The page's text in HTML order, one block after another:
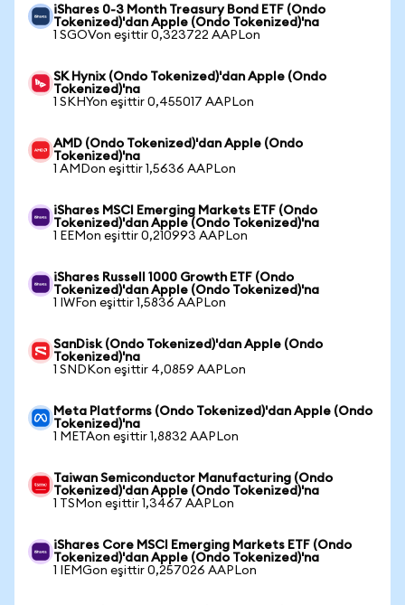
iShares 0-3 Month Treasury Bond ETF (Ondo
Tokenized)'dan Apple (Ondo Tokenized)'na
1 SGOVon eşittir 0,323722 AAPLon
SK Hynix (Ondo Tokenized)'dan Apple (Ondo
Tokenized)'na
1 SKHYon eşittir 0,455017 AAPLon
AMD (Ondo Tokenized)'dan Apple (Ondo
Tokenized)'na
1 AMDon eşittir 1,5636 AAPLon
iShares MSCI Emerging Markets ETF (Ondo
Tokenized)'dan Apple (Ondo Tokenized)'na
1 EEMon eşittir 0,210993 AAPLon
iShares Russell 1000 Growth ETF (Ondo
Tokenized)'dan Apple (Ondo Tokenized)'na
1 IWFon eşittir 1,5836 AAPLon
SanDisk (Ondo Tokenized)'dan Apple (Ondo
Tokenized)'na
1 SNDKon eşittir 4,0859 AAPLon
Meta Platforms (Ondo Tokenized)'dan Apple (Ondo
Tokenized)'na
1 METAon eşittir 1,8832 AAPLon
Taiwan Semiconductor Manufacturing (Ondo
Tokenized)'dan Apple (Ondo Tokenized)'na
1 TSMon eşittir 1,3467 AAPLon
iShares Core MSCI Emerging Markets ETF (Ondo
Tokenized)'dan Apple (Ondo Tokenized)'na
1 IEMGon eşittir 0,257026 AAPLon